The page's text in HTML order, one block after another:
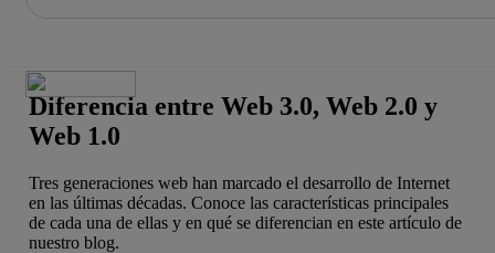
principal
Diferencia entre Web 3.0, Web 2.0 y
Web 1.0
Tres generaciones web han marcado el desarrollo de Internet
en las últimas décadas. Conoce las características principales
de cada una de ellas y en qué se diferencian en este artículo de
nuestro blog.